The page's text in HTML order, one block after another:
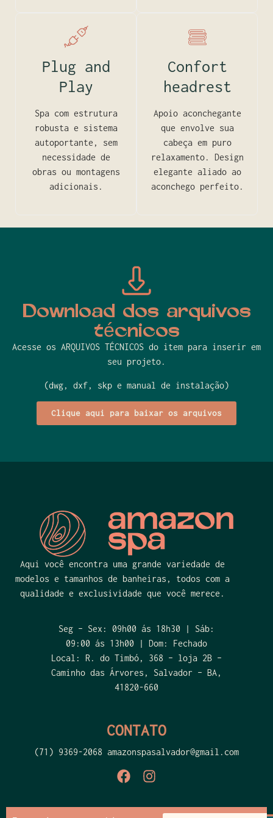
Plug and
Play
Spa com estrutura
robusta e sistema
autoportante, sem
necessidade de
obras ou montagens
adicionais.
Confort
headrest
Apoio aconchegante
que envolve sua
cabeça em puro
relaxamento. Design
elegante aliado ao
aconchego perfeito.
Download dos arquivos
técnicos
Acesse os ARQUIVOS TÉCNICOS do item para inserir em
seu projeto.
(dwg, dxf, skp e manual de instalação)
Clique aqui para baixar os arquivos
Aqui você encontra uma grande variedade de
modelos e tamanhos de banheiras, todos com a
qualidade e exclusividade que você merece.
Seg – Sex: 09h00 ás 18h30 | Sáb:
09:00 ás 13h00 | Dom: Fechado
Local: R. do Timbó, 368 – loja 2B –
Caminho das Árvores, Salvador – BA,
41820-660
CONTATO
(71) 9369-2068 amazonspasalvador@gmail.com
Politica de Privacidade